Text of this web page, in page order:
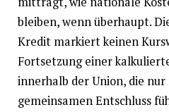
bleiben, wenn überhaupt.
Kredit markiert keinen
Fortsetzung einer
innerhalb der Union, die
gemeinsamen Entschluss